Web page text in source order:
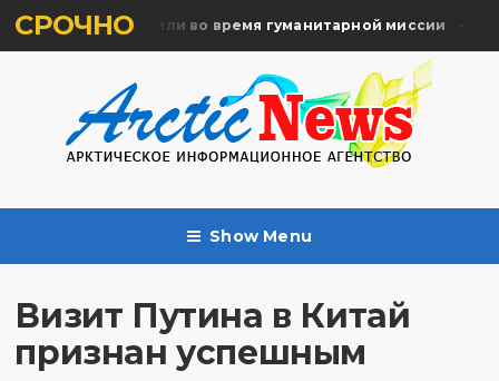
СРОЧНО
жертв почтили во время гуманитарной миссии
Show Menu
Визит Путина в Китай
признан успешным